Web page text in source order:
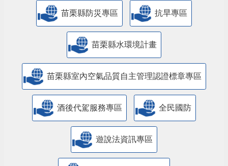
苗栗縣防災專區 抗旱專區
苗栗縣水環境計畫
苗栗縣室內空氣品質自主管理認證標章專區
酒後代駕服務專區 全民國防
遊說法資訊專區